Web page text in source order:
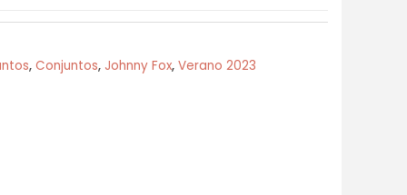
, Conjuntos, Johnny Fox, Verano 2023